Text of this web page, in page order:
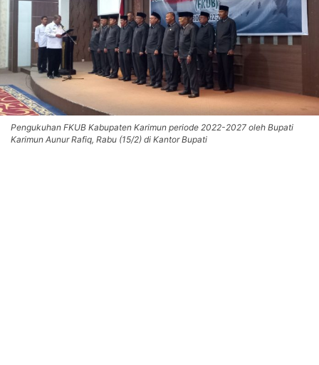
Pengukuhan FKUB Kabupaten Karimun periode 2022-2027 oleh Bupati
Karimun Aunur Rafiq, Rabu (15/2) di Kantor Bupati